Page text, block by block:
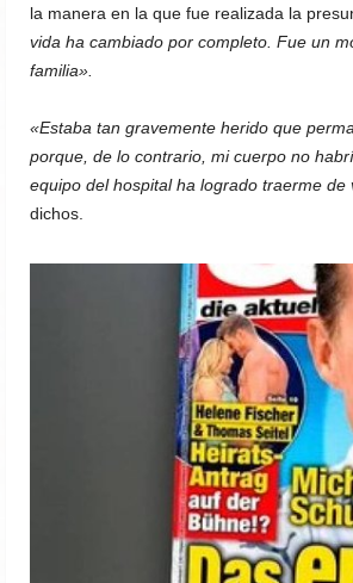
la manera en la que fue realizada la
vida ha cambiado por completo. Fue un
familia».
«Estaba tan gravemente herido que
porque, de lo contrario, mi cuerpo no
equipo del hospital ha logrado traerme de
dichos.